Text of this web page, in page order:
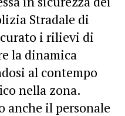
Stradale di
i rilievi di
la dinamica
al contempo
nella zona.
anche il personale